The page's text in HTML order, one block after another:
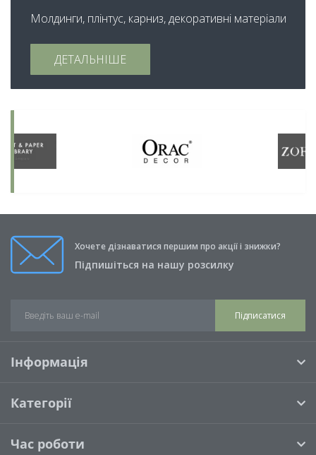
Молдинги, плінтус, карниз, декоративні матеріали
ДЕТАЛЬНІШЕ
Хочете дізнаватися першим про акції і знижки?
Підпишіться на нашу розсилку
Підписатися
Інформація
Категорії
Час роботи